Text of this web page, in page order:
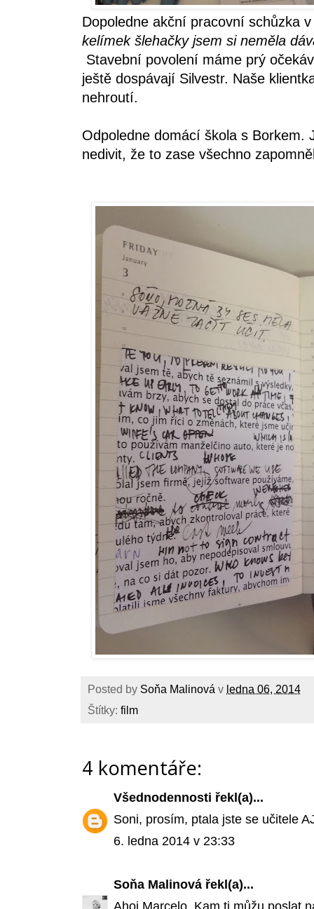
Dopoledne akční pracovní schůzka
kelímek šlehačky jsem si neměla
Stavební povolení máme prý
ještě dospávají Silvestr. Naše
nehroutí.
Odpoledne domácí škola s Borkem.
nedivit, že to zase všechno
Posted by Soňa Malinová v ledna 06, 2014
Štítky: film
4 komentáře:
Všednodennosti řekl(a)...
Soni, prosím, ptala jste se učitele
6. ledna 2014 v 23:33
Soňa Malinová řekl(a)...